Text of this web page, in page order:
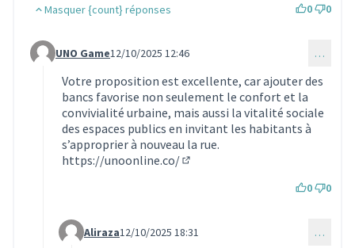
Masquer {count} réponses 0 0
Commentaire 1921 (réponse au commentaire 1190)
UNO Game12/10/2025 12:46 …
Votre proposition est excellente, car ajouter des
bancs favorise non seulement le confort et la
convivialité urbaine, mais aussi la vitalité sociale
des espaces publics en invitant les habitants à
s’approprier à nouveau la rue.
https://unoonline.co/
0 0
Commentaire 1922 (réponse au commentaire 1921)
Aliraza12/10/2025 18:31 …